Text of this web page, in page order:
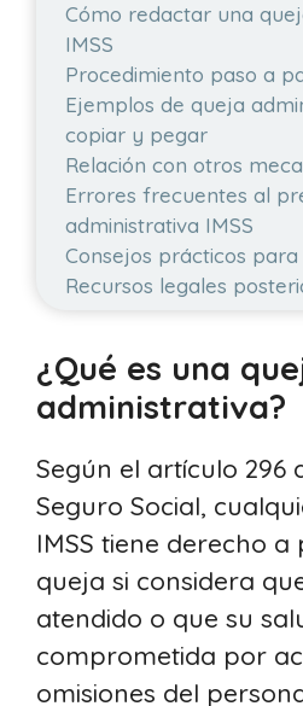
Cómo redactar una
IMSS
Procedimiento paso a
Ejemplos de queja
copiar y pegar
Relación con otros
Errores frecuentes al
administrativa IMSS
Consejos prácticos
Recursos legales
¿Qué es una
administrativa?
Según el artículo 296
Seguro Social,
IMSS tiene derecho
queja si considera
atendido o que su
comprometida por
omisiones del